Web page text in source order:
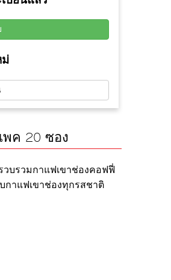
ม่
พค 20 ซอง
บรวมกาแฟเขาช่องคอฟฟี่
กาแฟเขาช่องทุกรสชาติ